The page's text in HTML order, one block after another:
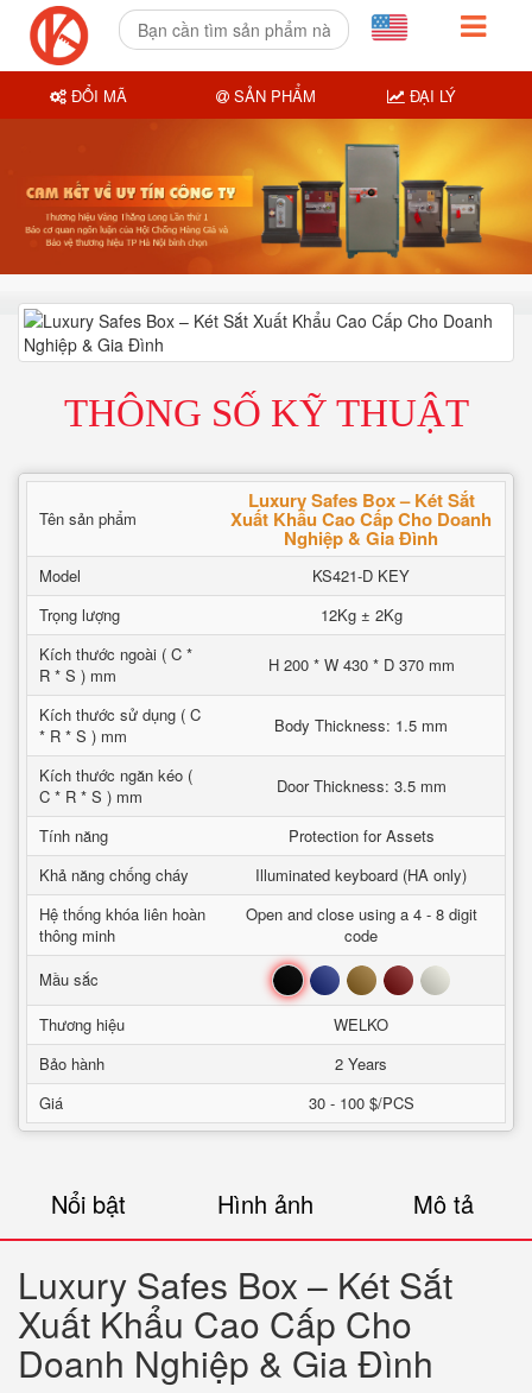
THÔNG SỐ KỸ THUẬT
Tên sản phẩm
Luxury Safes Box – Két Sắt
Xuất Khẩu Cao Cấp Cho Doanh
Nghiệp & Gia Đình
Model
KS421-D KEY
Trọng lượng
12Kg ± 2Kg
Kích thước ngoài ( C *
R * S ) mm
H 200 * W 430 * D 370 mm
Kích thước sử dụng ( C
* R * S ) mm
Body Thickness: 1.5 mm
Kích thước ngăn kéo (
C * R * S ) mm
Door Thickness: 3.5 mm
Tính năng
Protection for Assets
Khả năng chống cháy
Illuminated keyboard (HA only)
Hệ thống khóa liên hoàn
thông minh
Open and close using a 4 - 8 digit
code
Mầu sắc
Đen Xanh Nâu Đỏ Trắng
Thương hiệu
WELKO
Bảo hành
2 Years
Giá
30 - 100 $/PCS
Nổi bật Hình ảnh Mô tả
Luxury Safes Box – Két Sắt
Xuất Khẩu Cao Cấp Cho
Doanh Nghiệp & Gia Đình
ĐỔI MÃ SẢN PHẨM ĐẠI LÝ